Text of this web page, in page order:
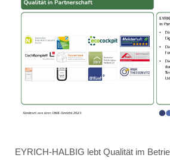
EYRICH-HALBIG lebt Qualität im